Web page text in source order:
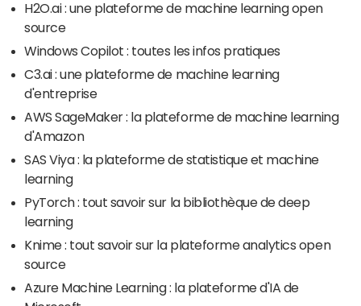
H2O.ai : une plateforme de machine learning open
source
Windows Copilot : toutes les infos pratiques
C3.ai : une plateforme de machine learning
d'entreprise
AWS SageMaker : la plateforme de machine learning
d'Amazon
SAS Viya : la plateforme de statistique et machine
learning
PyTorch : tout savoir sur la bibliothèque de deep
learning
Knime : tout savoir sur la plateforme analytics open
source
Azure Machine Learning : la plateforme d'IA de